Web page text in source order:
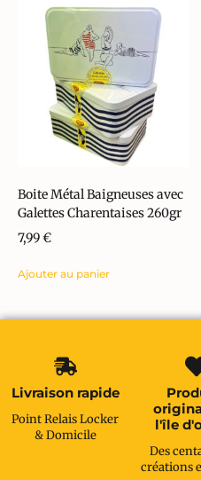
Boite Métal Baigneuses avec
Galettes Charentaises 260gr
7,99€
Ajouter au panier
Livraison rapide
Point Relais Locker
& Domicile
l'île
Des
créations